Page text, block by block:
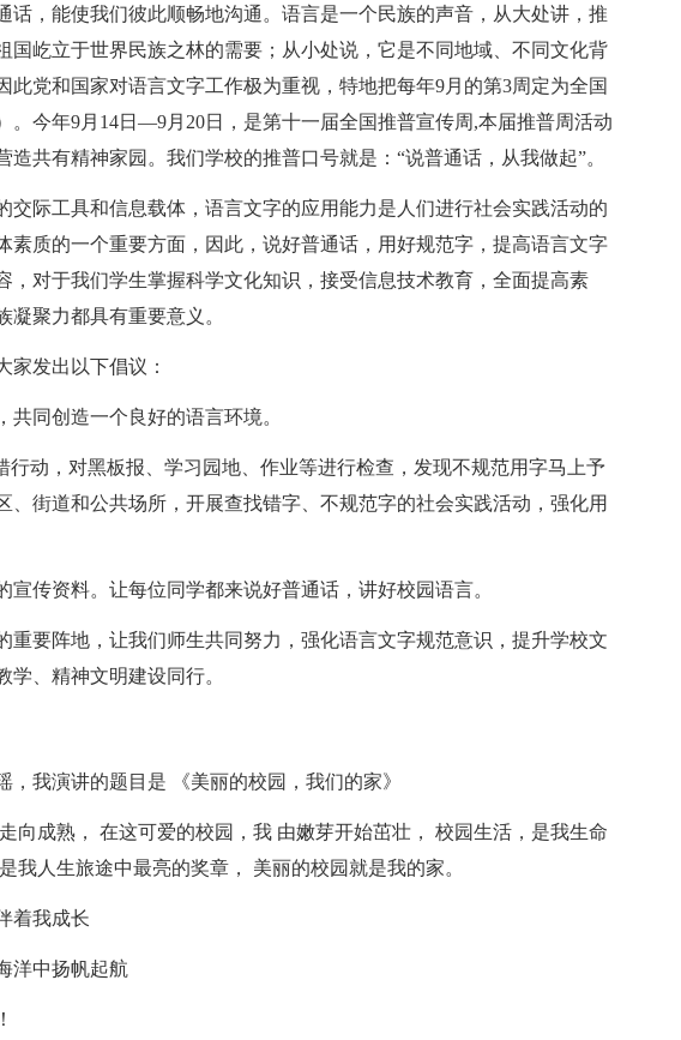
话，能使我们彼此顺畅地沟通。语言是一个民族的声音，从大处讲，推
国屹立于世界民族之林的需要；从小处说，它是不同地域、不同文化背
此党和国家对语言文字工作极为重视，特地把每年9月的第3周定为全国
。今年9月14日—9月20日，是第十一届全国推普宣传周,本届推普周活动
共有精神家园。我们学校的推普口号就是：“说普通话，从我做起”。
交际工具和信息载体，语言文字的应用能力是人们进行社会实践活动的
素质的一个重要方面，因此，说好普通话，用好规范字，提高语言文字
，对于我们学生掌握科学文化知识，接受信息技术教育，全面提高素
聚力都具有重要意义。
家发出以下倡议：
同创造一个良好的语言环境。
动，对黑板报、学习园地、作业等进行检查，发现不规范用字马上予
、街道和公共场所，开展查找错字、不规范字的社会实践活动，强化用
传资料。让每位同学都来说好普通话，讲好校园语言。
重要阵地，让我们师生共同努力，强化语言文字规范意识，提升学校文
、精神文明建设同行。
，我演讲的题目是 《美丽的校园，我们的家》
向成熟， 在这可爱的校园，我 由嫩芽开始茁壮， 校园生活，是我生命
我人生旅途中最亮的奖章， 美丽的校园就是我的家。
着我成长
洋中扬帆起航